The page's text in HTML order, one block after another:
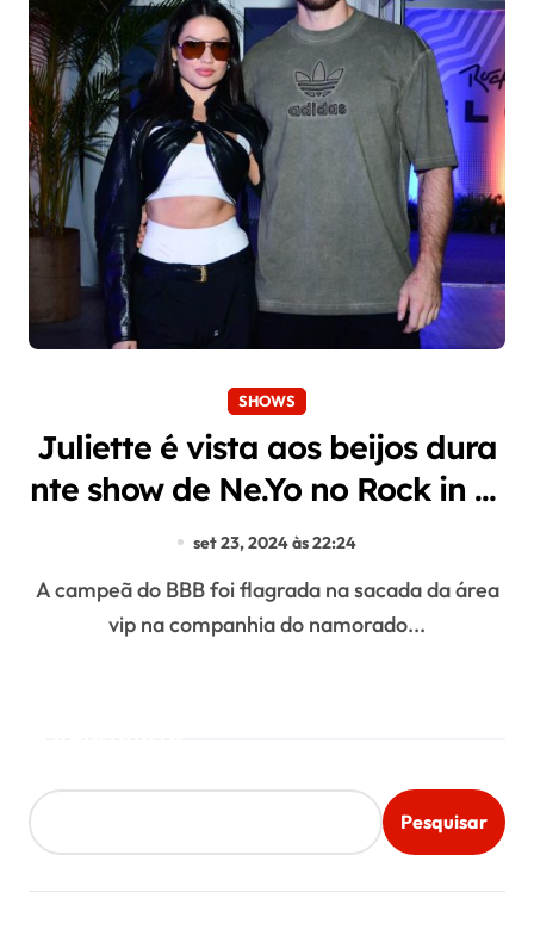
SHOWS
Juliette é vista aos beijos dura
nte show de Ne.Yo no Rock in Ri
o
set 23, 2024 às 22:24
A campeã do BBB foi flagrada na sacada da área
vip na companhia do namorado...
Pesquisar